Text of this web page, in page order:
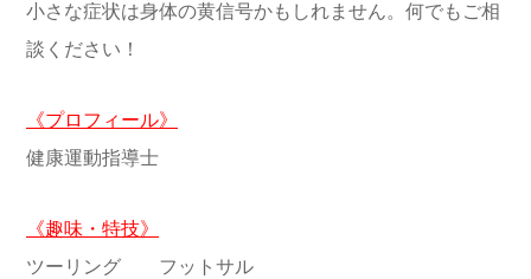
小さな症状は身体の黄信号かもしれません。何でもご相
談ください！
《プロフィール》
健康運動指導士
《趣味・特技》
ツーリング フットサル